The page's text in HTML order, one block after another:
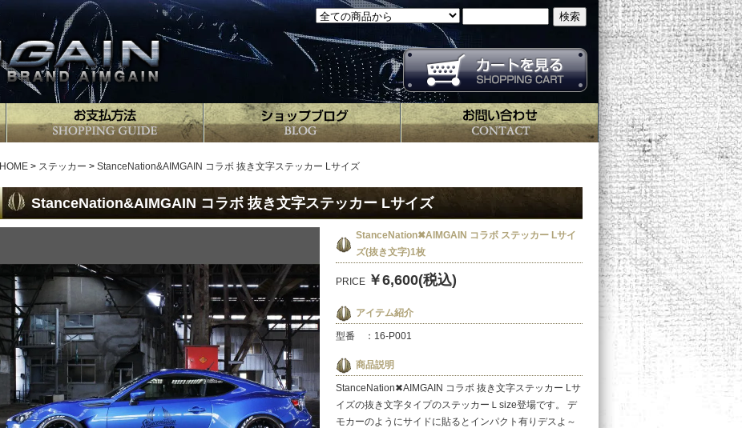
HOME> ステッカー > StanceNation&AIMGAIN コラボ 抜き文字ステッカー Lサイズ
StanceNation&AIMGAIN コラボ 抜き文字ステッカー Lサイズ
StanceNation✖AIMGAIN コラボ ステッカー Lサイ
ズ(抜き文字)1枚
PRICE ￥6,600(税込)
アイテム紹介
型番 ：16-P001
商品説明
StanceNation✖AIMGAIN コラボ 抜き文字ステッカー Lサ
イズの抜き文字タイプのステッカーＬsize登場です。 デ
モカーのようにサイドに貼るとインパクト有りデスよ～